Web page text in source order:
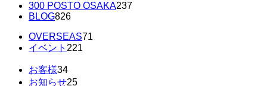
300 POSTO OSAKA237
BLOG826
OVERSEAS71
イベント 221
お客様34
お知らせ25